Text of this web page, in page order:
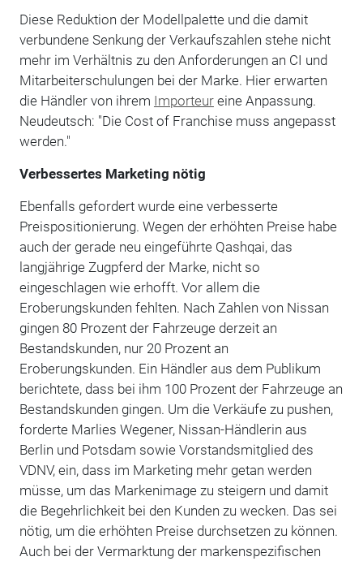
Diese Reduktion der Modellpalette und die damit
verbundene Senkung der Verkaufszahlen stehe nicht
mehr im Verhältnis zu den Anforderungen an CI und
Mitarbeiterschulungen bei der Marke. Hier erwarten
die Händler von ihrem Importeureine Anpassung.
Neudeutsch: "Die Cost of Franchise muss angepasst
werden."
Verbessertes Marketing nötig
Ebenfalls gefordert wurde eine verbesserte
Preispositionierung. Wegen der erhöhten Preise habe
auch der gerade neu eingeführte Qashqai, das
langjährige Zugpferd der Marke, nicht so
eingeschlagen wie erhofft. Vor allem die
Eroberungskunden fehlten. Nach Zahlen von Nissan
gingen 80 Prozent der Fahrzeuge derzeit an
Bestandskunden, nur 20 Prozent an
Eroberungskunden. Ein Händler aus dem Publikum
berichtete, dass bei ihm 100 Prozent der Fahrzeuge an
Bestandskunden gingen. Um die Verkäufe zu pushen,
forderte Marlies Wegener, Nissan-Händlerin aus
Berlin und Potsdam sowie Vorstandsmitglied des
VDNV, ein, dass im Marketing mehr getan werden
müsse, um das Markenimage zu steigern und damit
die Begehrlichkeit bei den Kunden zu wecken. Das sei
nötig, um die erhöhten Preise durchsetzen zu können.
Auch bei der Vermarktung der markenspezifischen